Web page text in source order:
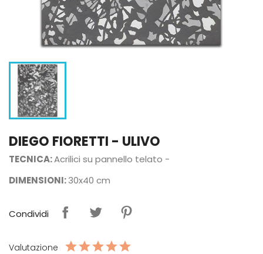
DIEGO FIORETTI - ULIVO
TECNICA:Acrilici su pannello telato -
DIMENSIONI:30x40 cm
Condividi
Valutazione